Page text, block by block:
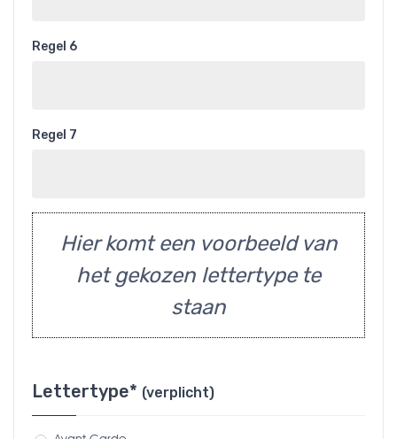
Regel 6
Regel 7
Hier komt een voorbeeld van
het gekozen lettertype te
staan
Lettertype* (verplicht)